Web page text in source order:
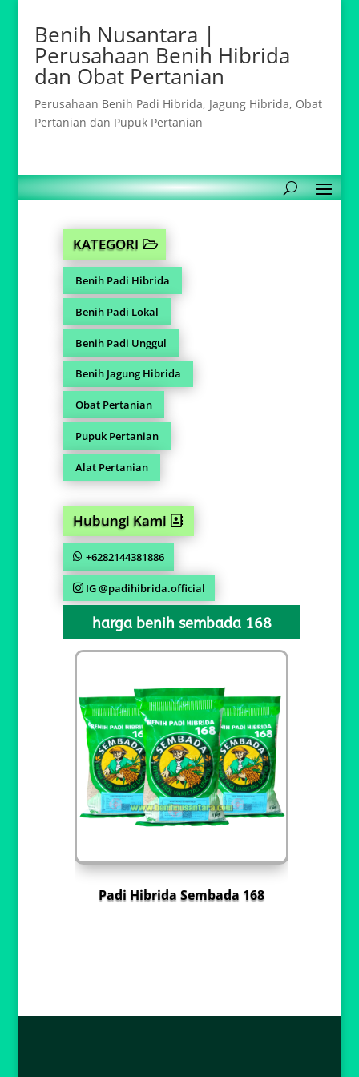
Benih Nusantara |
Perusahaan Benih Hibrida
dan Obat Pertanian
Perusahaan Benih Padi Hibrida, Jagung Hibrida, Obat
Pertanian dan Pupuk Pertanian
KATEGORI
Benih Padi Hibrida
Benih Padi Lokal
Benih Padi Unggul
Benih Jagung Hibrida
Obat Pertanian
Pupuk Pertanian
Alat Pertanian
Hubungi Kami
+6282144381886
IG @padihibrida.official
harga benih sembada 168
Padi Hibrida Sembada 168